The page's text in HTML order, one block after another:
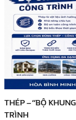
THÉP – “BỘ
TRÌNH